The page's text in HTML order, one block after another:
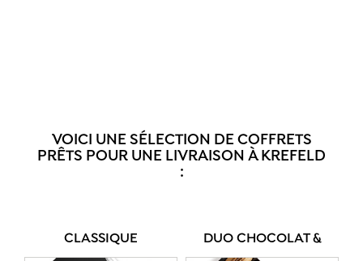
VOICI UNE SÉLECTION DE COFFRETS
PRÊTS POUR UNE LIVRAISON À KREFELD
:
CLASSIQUE DUO CHOCOLAT &